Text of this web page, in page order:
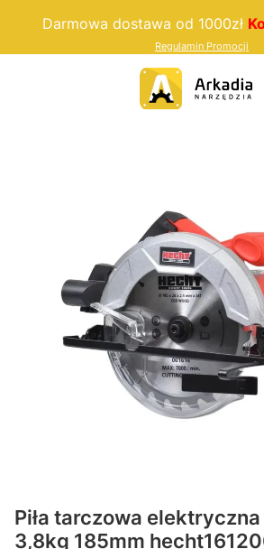
Darmowa dostawa od 1000zł
Regulamin Promocji
Piła tarczowa
3,8kg 185mm